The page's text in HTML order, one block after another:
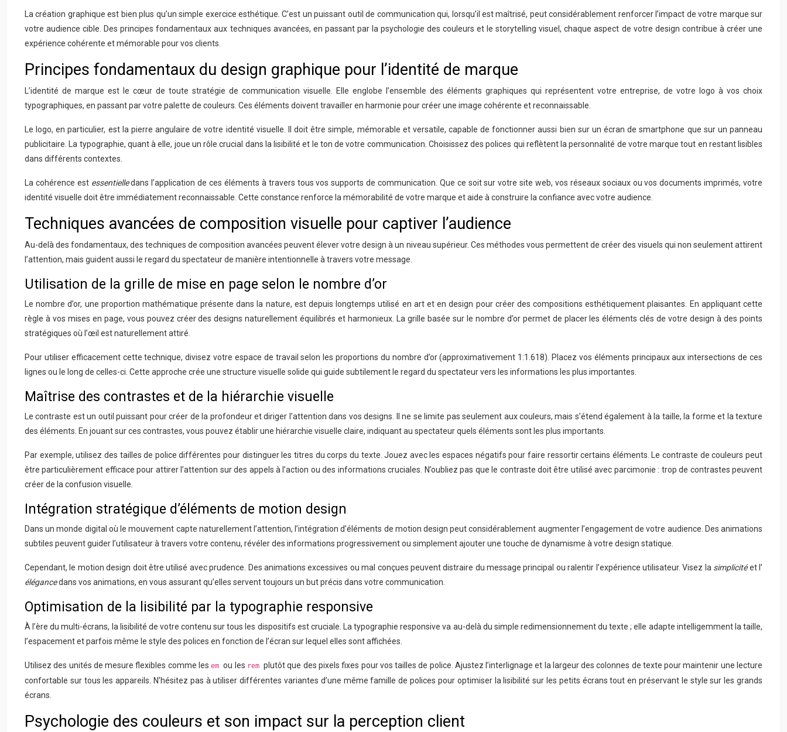
La création graphique est bien plus qu’un simple exercice esthétique. C’est un puissant outil de communication qui, lorsqu’il est maîtrisé, peut considérablement renforcer l’impact de votre marque sur
votre audience cible. Des principes fondamentaux aux techniques avancées, en passant par la psychologie des couleurs et le storytelling visuel, chaque aspect de votre design contribue à créer une
expérience cohérente et mémorable pour vos clients.
Principes fondamentaux du design graphique pour l’identité de marque
L’identité de marque est le cœur de toute stratégie de communication visuelle. Elle englobe l’ensemble des éléments graphiques qui représentent votre entreprise, de votre logo à vos choix
typographiques, en passant par votre palette de couleurs. Ces éléments doivent travailler en harmonie pour créer une image cohérente et reconnaissable.
Le logo, en particulier, est la pierre angulaire de votre identité visuelle. Il doit être simple, mémorable et versatile, capable de fonctionner aussi bien sur un écran de smartphone que sur un panneau
publicitaire. La typographie, quant à elle, joue un rôle crucial dans la lisibilité et le ton de votre communication. Choisissez des polices qui reflètent la personnalité de votre marque tout en restant lisibles
dans différents contextes.
La cohérence est essentielledans l’application de ces éléments à travers tous vos supports de communication. Que ce soit sur votre site web, vos réseaux sociaux ou vos documents imprimés, votre
identité visuelle doit être immédiatement reconnaissable. Cette constance renforce la mémorabilité de votre marque et aide à construire la confiance avec votre audience.
Techniques avancées de composition visuelle pour captiver l’audience
Au-delà des fondamentaux, des techniques de composition avancées peuvent élever votre design à un niveau supérieur. Ces méthodes vous permettent de créer des visuels qui non seulement attirent
l’attention, mais guident aussi le regard du spectateur de manière intentionnelle à travers votre message.
Utilisation de la grille de mise en page selon le nombre d’or
Le nombre d’or, une proportion mathématique présente dans la nature, est depuis longtemps utilisé en art et en design pour créer des compositions esthétiquement plaisantes. En appliquant cette
règle à vos mises en page, vous pouvez créer des designs naturellement équilibrés et harmonieux. La grille basée sur le nombre d’or permet de placer les éléments clés de votre design à des points
stratégiques où l’œil est naturellement attiré.
Pour utiliser efficacement cette technique, divisez votre espace de travail selon les proportions du nombre d’or (approximativement 1:1.618). Placez vos éléments principaux aux intersections de ces
lignes ou le long de celles-ci. Cette approche crée une structure visuelle solide qui guide subtilement le regard du spectateur vers les informations les plus importantes.
Maîtrise des contrastes et de la hiérarchie visuelle
Le contraste est un outil puissant pour créer de la profondeur et diriger l’attention dans vos designs. Il ne se limite pas seulement aux couleurs, mais s’étend également à la taille, la forme et la texture
des éléments. En jouant sur ces contrastes, vous pouvez établir une hiérarchie visuelle claire, indiquant au spectateur quels éléments sont les plus importants.
Par exemple, utilisez des tailles de police différentes pour distinguer les titres du corps du texte. Jouez avec les espaces négatifs pour faire ressortir certains éléments. Le contraste de couleurs peut
être particulièrement efficace pour attirer l’attention sur des appels à l’action ou des informations cruciales. N’oubliez pas que le contraste doit être utilisé avec parcimonie : trop de contrastes peuvent
créer de la confusion visuelle.
Intégration stratégique d’éléments de motion design
Dans un monde digital où le mouvement capte naturellement l’attention, l’intégration d’éléments de motion design peut considérablement augmenter l’engagement de votre audience. Des animations
subtiles peuvent guider l’utilisateur à travers votre contenu, révéler des informations progressivement ou simplement ajouter une touche de dynamisme à votre design statique.
Cependant, le motion design doit être utilisé avec prudence. Des animations excessives ou mal conçues peuvent distraire du message principal ou ralentir l’expérience utilisateur. Visez la simplicitéet l’
élégancedans vos animations, en vous assurant qu’elles servent toujours un but précis dans votre communication.
Optimisation de la lisibilité par la typographie responsive
À l’ère du multi-écrans, la lisibilité de votre contenu sur tous les dispositifs est cruciale. La typographie responsive va au-delà du simple redimensionnement du texte ; elle adapte intelligemment la taille,
l’espacement et parfois même le style des polices en fonction de l’écran sur lequel elles sont affichées.
Utilisez des unités de mesure flexibles comme lesemou les remplutôt que des pixels fixes pour vos tailles de police. Ajustez l’interlignage et la largeur des colonnes de texte pour maintenir une lecture
confortable sur tous les appareils. N’hésitez pas à utiliser différentes variantes d’une même famille de polices pour optimiser la lisibilité sur les petits écrans tout en préservant le style sur les grands
écrans.
Psychologie des couleurs et son impact sur la perception client